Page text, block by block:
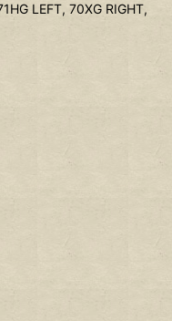
LEFT, 70XG RIGHT,